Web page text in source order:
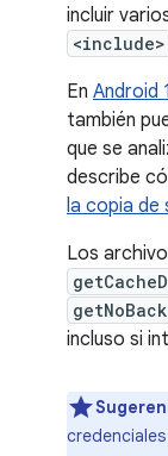
incluir
<include>
En Android
también
que se
describe
la copia de
Los
incluso si